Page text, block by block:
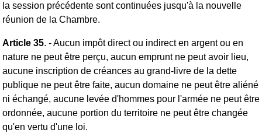
la session précédente sont continuées jusqu'à la nouvelle
réunion de la Chambre.
Article 35. - Aucun impôt direct ou indirect en argent ou en
nature ne peut être perçu, aucun emprunt ne peut avoir lieu,
aucune inscription de créances au grand-livre de la dette
publique ne peut être faite, aucun domaine ne peut être aliéné
ni échangé, aucune levée d'hommes pour l'armée ne peut être
ordonnée, aucune portion du territoire ne peut être changée
qu'en vertu d'une loi.